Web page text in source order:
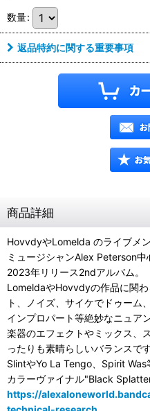
数量:
返品特約に関する重要事項
商品詳細
HovvdyやLomelda のライブメ
ミュージシャンAlex Peterson
2023年リリース2ndアルバム。
LomeldaやHovvdyの作品に関
ト、ノイズ、サイケでドゥーム
インプロパート等絶妙なニュア
楽器のエフェクトやミックス、
ったりも素晴らしいバランスです
SlintやYo La Tengo、Spirit Was
カラーヴァイナル"Black
https://